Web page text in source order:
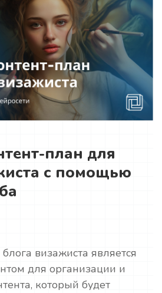
план для
с помощью
визажиста является
для организации и
который будет